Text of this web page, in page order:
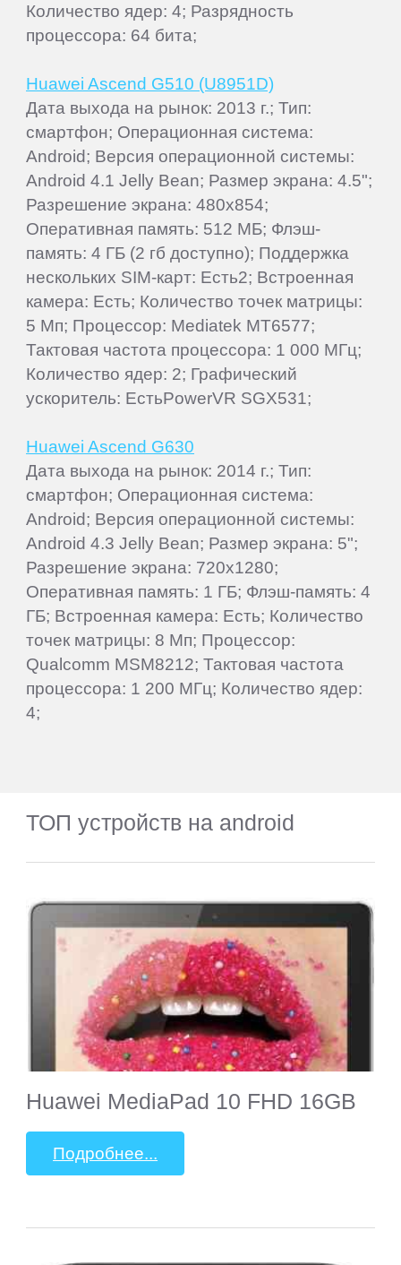
Количество ядер: 4; Разрядность
процессора: 64 бита;
Huawei Ascend G510 (U8951D)
Дата выхода на рынок: 2013 г.; Тип:
смартфон; Операционная система:
Android; Версия операционной системы:
Android 4.1 Jelly Bean; Размер экрана: 4.5";
Разрешение экрана: 480x854;
Оперативная память: 512 МБ; Флэш-
память: 4 ГБ (2 гб доступно); Поддержка
нескольких SIM-карт: Есть2; Встроенная
камера: Есть; Количество точек матрицы:
5 Мп; Процессор: Mediatek MT6577;
Тактовая частота процессора: 1 000 МГц;
Количество ядер: 2; Графический
ускоритель: ЕстьPowerVR SGX531;
Huawei Ascend G630
Дата выхода на рынок: 2014 г.; Тип:
смартфон; Операционная система:
Android; Версия операционной системы:
Android 4.3 Jelly Bean; Размер экрана: 5";
Разрешение экрана: 720x1280;
Оперативная память: 1 ГБ; Флэш-память: 4
ГБ; Встроенная камера: Есть; Количество
точек матрицы: 8 Мп; Процессор:
Qualcomm MSM8212; Тактовая частота
процессора: 1 200 МГц; Количество ядер:
4;
ТОП устройств на android
Huawei MediaPad 10 FHD 16GB
Подробнее...